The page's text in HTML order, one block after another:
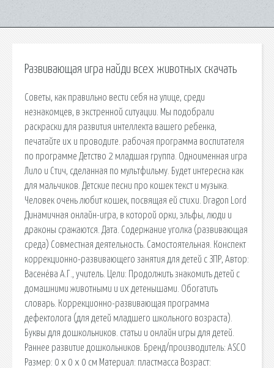
Развивающая игра найди всех животных скачать
Советы, как правильно вести себя на улице, среди
незнакомцев, в экстренной ситуации. Мы подобрали
раскраски для развития интеллекта вашего ребенка,
печатайте их и проводите. рабочая программа воспитателя
по программе Детство 2 младшая группа. Одноименная игра
Лило и Стич, сделанная по мультфильму. Будет интересна как
для мальчиков. Детские песни про кошек текст и музыка.
Человек очень любит кошек, посвящая ей стихи. Dragon Lord
Динамичная онлайн-игра, в которой орки, эльфы, люди и
драконы сражаются. Дата. Содержание уголка (развивающая
среда) Совместная деятельность. Самостоятельная. Конспект
коррекционно-развивающего занятия для детей с ЗПР, Автор:
Васенёва А.Г., учитель. Цели: Продолжить знакомить детей с
домашними животными и их детенышами. Обогатить
словарь. Коррекционно-развивающая программа
дефектолога (для детей младшего школьного возраста).
Буквы для дошкольников. статьи и онлайн игры для детей.
Раннее развитие дошкольников. Бренд/производитель: ASCO
Размер: 0 x 0 x 0 см Материал: пластмасса Возраст: